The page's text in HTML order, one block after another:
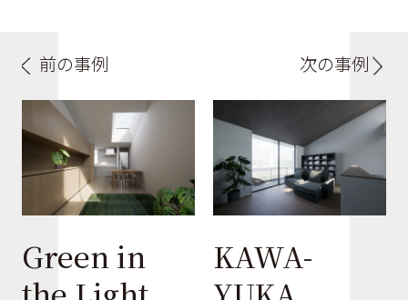
前の事例
Green in
次の事例
KAWA-